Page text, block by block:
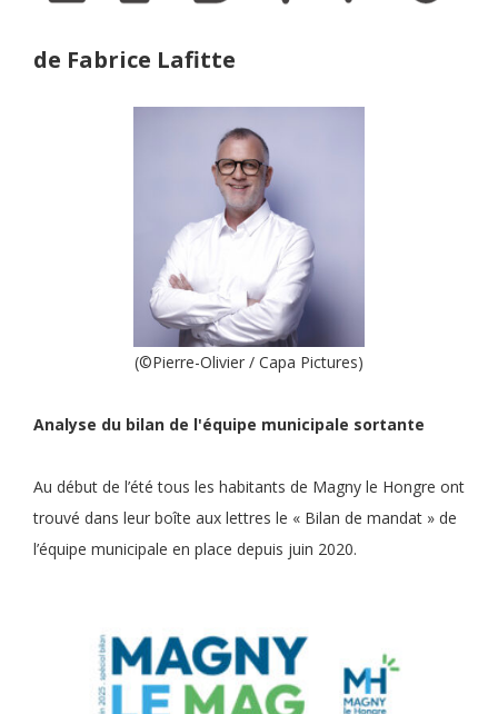
de Fabrice Lafitte
(©Pierre-Olivier / Capa Pictures)
Analyse du bilan de l'équipe municipale sortante
Au début de l’été tous les habitants de Magny le Hongre ont
trouvé dans leur boîte aux lettres le « Bilan de mandat » de
l’équipe municipale en place depuis juin 2020.